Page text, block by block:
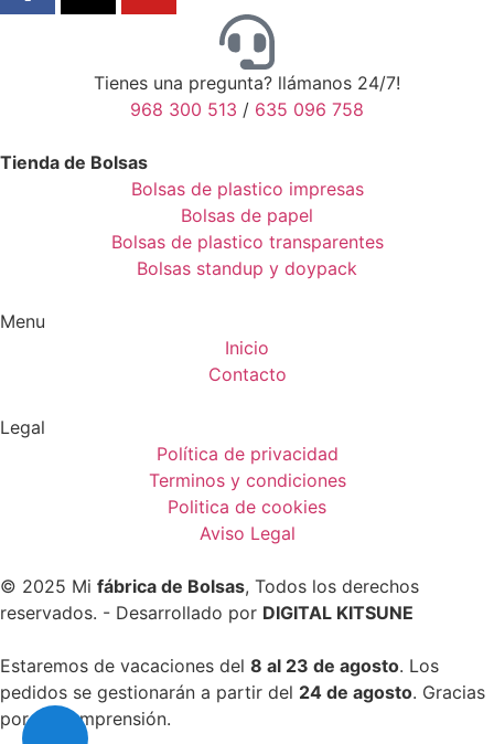
Tienes una pregunta? llámanos 24/7!
968 300 513 / 635 096 758
Tienda de Bolsas
Bolsas de plastico impresas
Bolsas de papel
Bolsas de plastico transparentes
Bolsas standup y doypack
Menu
Inicio
Contacto
Legal
Política de privacidad
Terminos y condiciones
Politica de cookies
Aviso Legal
© 2025 Mi fábrica de Bolsas, Todos los derechos
reservados. - Desarrollado por DIGITAL KITSUNE
Estaremos de vacaciones del 8 al 23 de agosto. Los
pedidos se gestionarán a partir del 24 de agosto. Gracias
por su comprensión.